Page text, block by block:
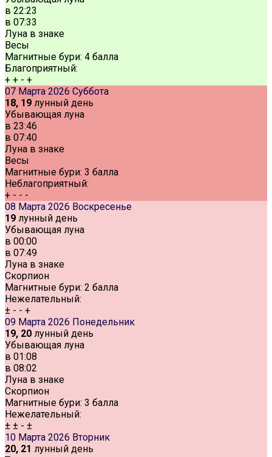
в 22:23
в 07:33
Луна в знаке
Весы
Магнитные бури: 4 балла
Благоприятный:
+ + - +
07 Марта 2026 Суббота
18, 19 лунный день
Убывающая луна
в 23:46
в 07:40
Луна в знаке
Весы
Магнитные бури: 3 балла
Неблагоприятный:
+ - - -
08 Марта 2026 Воскресенье
19 лунный день
Убывающая луна
в 00:00
в 07:49
Луна в знаке
Скорпион
Магнитные бури: 2 балла
Нежелательный:
± - - +
09 Марта 2026 Понедельник
19, 20 лунный день
Убывающая луна
в 01:08
в 08:02
Луна в знаке
Скорпион
Магнитные бури: 3 балла
Нежелательный:
± ± - ±
10 Марта 2026 Вторник
20, 21 лунный день